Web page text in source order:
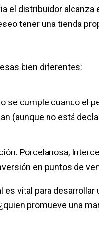
el distribuidor alcanza
tener una tienda
bien diferentes:
se cumple cuando el
(aunque no está
Porcelanosa,
en puntos de
vital para desarrollar
promueve una